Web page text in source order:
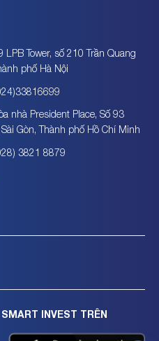
LPB Tower, số 210 Trần Quang
phố Hà Nội
nhà President Place, Số 93
Gòn, Thành phố Hồ Chí Minh
3821 8879
INVEST TRÊN